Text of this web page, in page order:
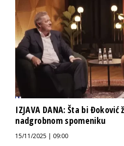
IZJAVA DANA: Šta bi
nadgrobnom spomeniku
15/11/2025 | 09:00